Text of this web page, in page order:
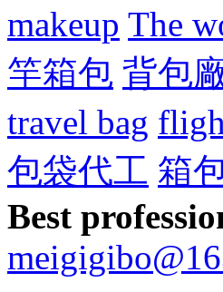
makeup The
竿箱包 背包
travel bag
包袋代工 箱
Best